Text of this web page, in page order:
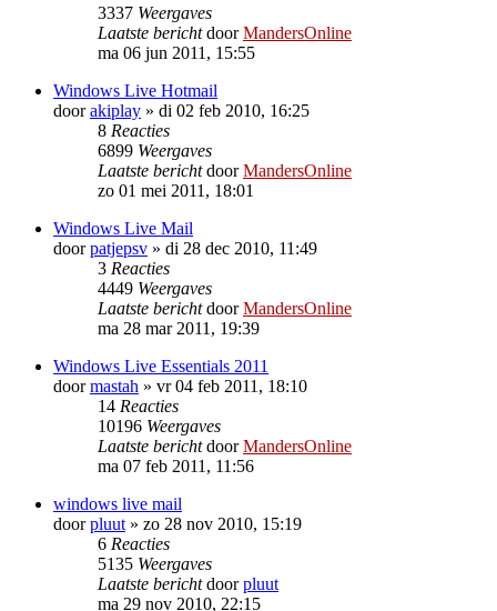
3337 Weergaves
Laatste berichtdoorMandersOnline
ma 06 jun 2011, 15:55
Windows Live Hotmail
doorakiplay » di 02 feb 2010, 16:25
8 Reacties
6899 Weergaves
Laatste berichtdoorMandersOnline
zo 01 mei 2011, 18:01
Windows Live Mail
doorpatjepsv » di 28 dec 2010, 11:49
3 Reacties
4449 Weergaves
Laatste berichtdoorMandersOnline
ma 28 mar 2011, 19:39
Windows Live Essentials 2011
doormastah » vr 04 feb 2011, 18:10
14 Reacties
10196 Weergaves
Laatste berichtdoorMandersOnline
ma 07 feb 2011, 11:56
windows live mail
doorpluut » zo 28 nov 2010, 15:19
6 Reacties
5135 Weergaves
Laatste berichtdoorpluut
ma 29 nov 2010, 22:15